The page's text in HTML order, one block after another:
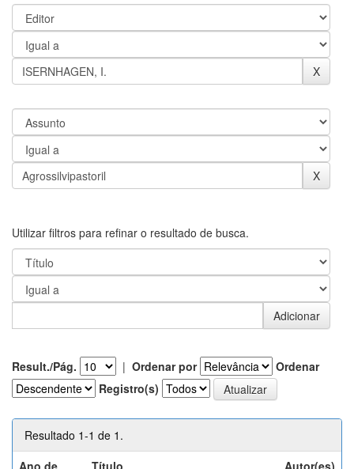
Utilizar filtros para refinar o resultado de busca.
Result./Pág. | Ordenar por
Ordenar
Registro(s)
Resultado 1-1 de 1.
Ano de
Título Autor(es)